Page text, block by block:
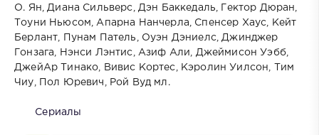
О. Ян, Диана Сильверс, Дэн Баккедаль, Гектор Дюран,
Тоуни Ньюсом, Апарна Нанчерла, Спенсер Хаус, Кейт
Берлант, Пунам Патель, Оуэн Дэниелс, Джинджер
Гонзага, Нэнси Лэнтис, Азиф Али, Джеймисон Уэбб,
ДжейАр Тинако, Вивис Кортес, Кэролин Уилсон, Тим
Чиу, Пол Юревич, Рой Вуд мл.
Сериалы